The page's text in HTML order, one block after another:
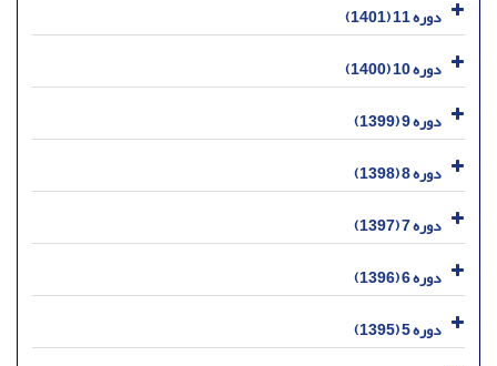
دوره 11 (1401)
دوره 10 (1400)
دوره 9 (1399)
دوره 8 (1398)
دوره 7 (1397)
دوره 6 (1396)
دوره 5 (1395)